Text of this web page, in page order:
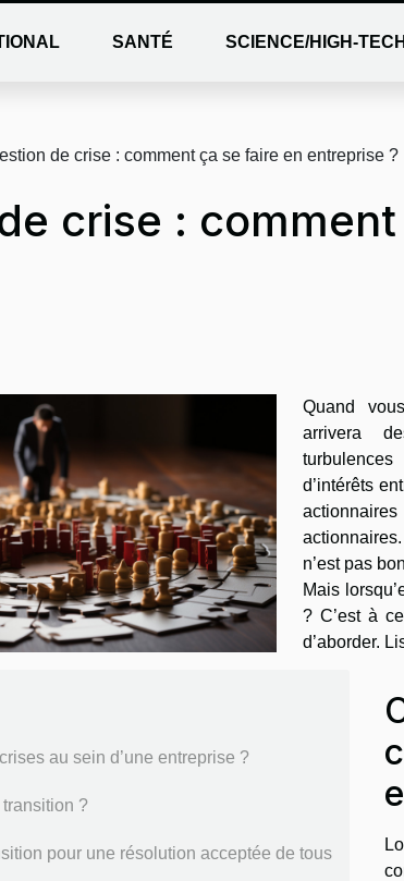
SANTÉ SCIENCE/HIGH-TECH
de crise : comment ça se faire en entreprise ?
crise :
au sein d’une entreprise ?
?
pour une résolution acceptée de tous
Quand
arrivera
d’intérêts
n’est pas
Mais
? C’est à
d’aborder.